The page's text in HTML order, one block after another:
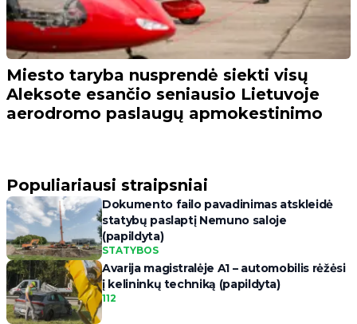
Miesto taryba nusprendė siekti visų
Aleksote esančio seniausio Lietuvoje
aerodromo paslaugų apmokestinimo
Populiariausi straipsniai
Dokumento failo pavadinimas atskleidė
statybų paslaptį Nemuno saloje
(papildyta)
STATYBOS
Avarija magistralėje A1 – automobilis rėžėsi
į kelininkų techniką (papildyta)
112